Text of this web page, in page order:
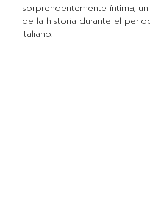
sorprendentemente íntima,
de la historia durante el
italiano.